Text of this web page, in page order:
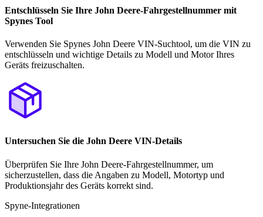
Entschlüsseln Sie Ihre John Deere-Fahrgestellnummer mit
Spynes Tool
Verwenden Sie Spynes John Deere VIN-Suchtool, um die VIN zu
entschlüsseln und wichtige Details zu Modell und Motor Ihres
Geräts freizuschalten.
Untersuchen Sie die John Deere VIN-Details
Überprüfen Sie Ihre John Deere-Fahrgestellnummer, um
sicherzustellen, dass die Angaben zu Modell, Motortyp und
Produktionsjahr des Geräts korrekt sind.
Spyne-Integrationen